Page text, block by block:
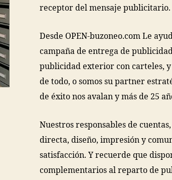
receptor del mensaje publicitario.
Desde OPEN-buzoneo.com Le
campaña de entrega de
publicidad exterior con carteles, y
de todo, o somos su partner
de éxito nos avalan y más de 25
Nuestros responsables de
directa, diseño, impresión y
satisfacción. Y recuerde que
complementarios al reparto de